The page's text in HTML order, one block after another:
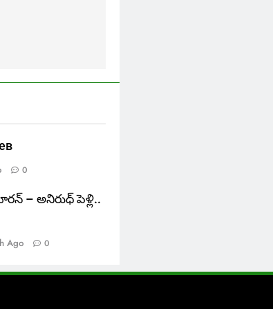
0
– అనిరుధ్ పెళ్లి..
Ago 0